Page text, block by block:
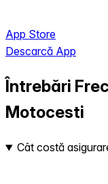
App Store
Descarcă App
Întrebări
Motocesti
Cât costă